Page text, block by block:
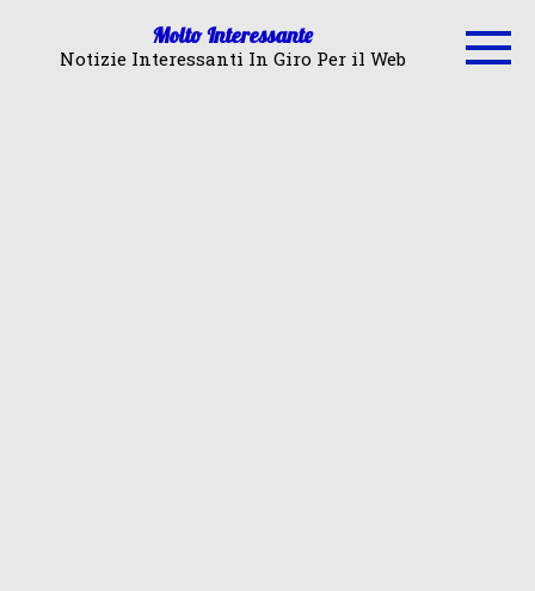
Molto Interessante
Notizie Interessanti In Giro Per il Web